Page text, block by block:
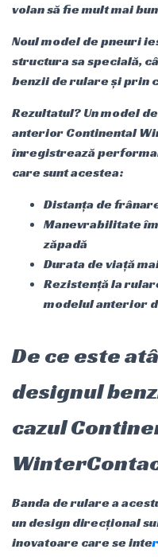
volan să fie mult mai
Noul model de pneuri
structura sa specială,
benzii de rulare și prin
Rezultatul? Un model
anterior Continental
înregistrează
care sunt acestea:
Distanța de
Manevrabilitate
zăpadă
Durata de viață
Rezistență la
modelul anterior
De ce este
designul
cazul
Banda de rulare a
un design direcțional
inovatoare care se inte